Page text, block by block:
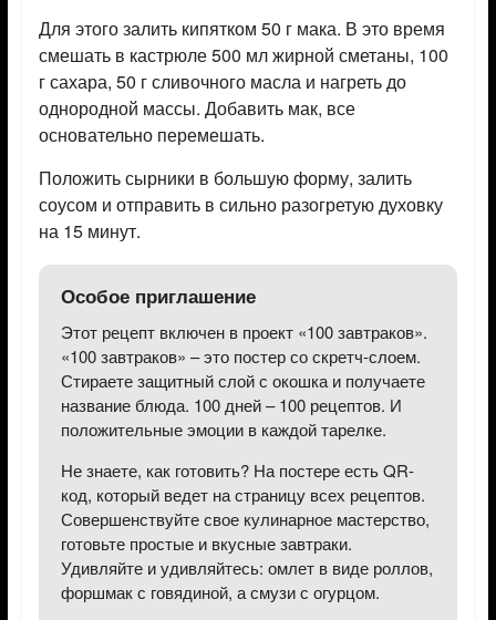
Для этого залить кипятком 50 г мака. В это время
смешать в кастрюле 500 мл жирной сметаны, 100
г сахара, 50 г сливочного масла и нагреть до
однородной массы. Добавить мак, все
основательно перемешать.
Положить сырники в большую форму, залить
соусом и отправить в сильно разогретую духовку
на 15 минут.
Особое приглашение
Этот рецепт включен в проект «100 завтраков».
«100 завтраков» – это постер со скретч-слоем.
Стираете защитный слой с окошка и получаете
название блюда. 100 дней – 100 рецептов. И
положительные эмоции в каждой тарелке.
Не знаете, как готовить? На постере есть QR-
код, который ведет на страницу всех рецептов.
Совершенствуйте свое кулинарное мастерство,
готовьте простые и вкусные завтраки.
Удивляйте и удивляйтесь: омлет в виде роллов,
форшмак с говядиной, а смузи с огурцом.